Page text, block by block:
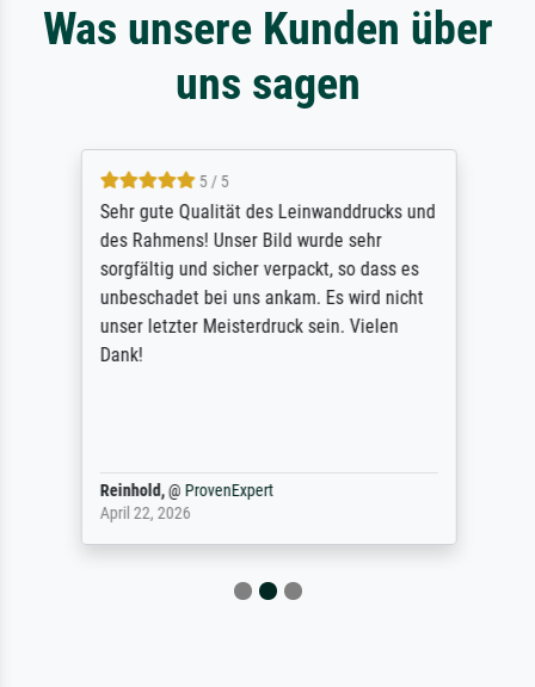
Was unsere Kunden über
uns sagen
5 / 5
Sehr gute Qualität des Leinwanddrucks und
des Rahmens! Unser Bild wurde sehr
sorgfältig und sicher verpackt, so dass es
unbeschadet bei uns ankam. Es wird nicht
unser letzter Meisterdruck sein. Vielen
Dank!
Reinhold,@ ProvenExpert
April 22, 2026